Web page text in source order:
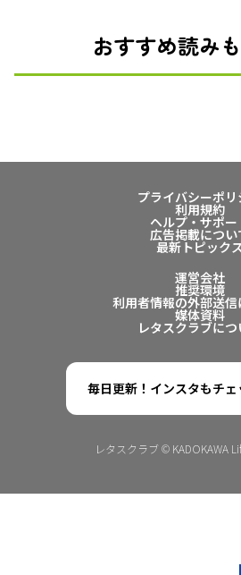
おすすめ読み
プライバシーポリ
利用規約
ヘルプ・サポー
広告掲載につい
最新トピックス
運営会社
推奨環境
利用者情報の外部送信
媒体資料
レタスクラブにつ
毎日更新！インスタもチェ
レタスクラブ © KADOKAWA